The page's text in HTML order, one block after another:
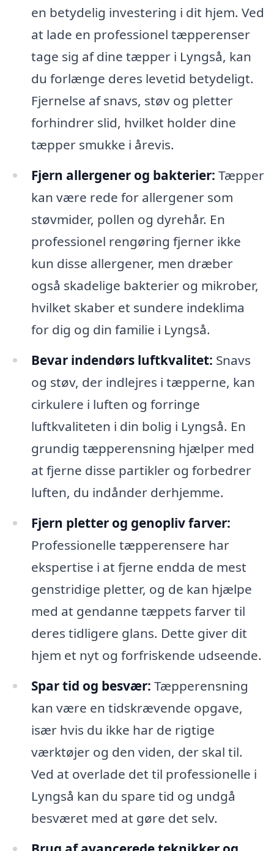
en betydelig investering i dit hjem. Ved
at lade en professionel tæpperenser
tage sig af dine tæpper i Lyngså, kan
du forlænge deres levetid betydeligt.
Fjernelse af snavs, støv og pletter
forhindrer slid, hvilket holder dine
tæpper smukke i årevis.
Fjern allergener og bakterier: Tæpper
kan være rede for allergener som
støvmider, pollen og dyrehår. En
professionel rengøring fjerner ikke
kun disse allergener, men dræber
også skadelige bakterier og mikrober,
hvilket skaber et sundere indeklima
for dig og din familie i Lyngså.
Bevar indendørs luftkvalitet: Snavs
og støv, der indlejres i tæpperne, kan
cirkulere i luften og forringe
luftkvaliteten i din bolig i Lyngså. En
grundig tæpperensning hjælper med
at fjerne disse partikler og forbedrer
luften, du indånder derhjemme.
Fjern pletter og genopliv farver:
Professionelle tæpperensere har
ekspertise i at fjerne endda de mest
genstridige pletter, og de kan hjælpe
med at gendanne tæppets farver til
deres tidligere glans. Dette giver dit
hjem et nyt og forfriskende udseende.
Spar tid og besvær: Tæpperensning
kan være en tidskrævende opgave,
især hvis du ikke har de rigtige
værktøjer og den viden, der skal til.
Ved at overlade det til professionelle i
Lyngså kan du spare tid og undgå
besværet med at gøre det selv.